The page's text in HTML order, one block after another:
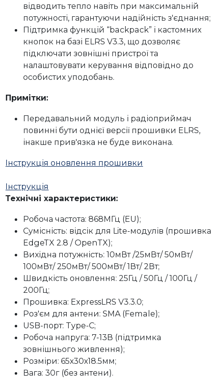
відводить тепло навіть при максимальній
потужності, гарантуючи надійність з'єднання;
Підтримка функцій “backpack” і кастомних
кнопок на базі ELRS V3.3, що дозволяє
підключати зовнішні пристрої та
налаштовувати керування відповідно до
особистих уподобань.
Примітки:
Передавальний модуль і радіоприймач
повинні бути однієї версії прошивки ELRS,
інакше прив'язка не буде виконана.
Інструкція оновлення прошивки
Інструкція
Технічні характеристики:
Робоча частота: 868МГц (EU);
Сумісність: відсік для Lite-модулів (прошивка
EdgeTX 2.8 / OpenTX);
Вихідна потужність: 10мВт /25мВт/ 50мВт/
100мВт/ 250мВт/ 500мВт/ 1Вт/ 2Вт;
Швидкість оновлення: 25Гц / 50Гц / 100Гц /
200Гц;
Прошивка: ExpressLRS V3.3.0;
Роз'єм для антени: SMA (Female);
USB-порт: Type-C;
Робоча напруга: 7-13В (підтримка
зовнішнього живлення);
Розміри: 65х30х18.5мм;
Вага: 30г (без антени).